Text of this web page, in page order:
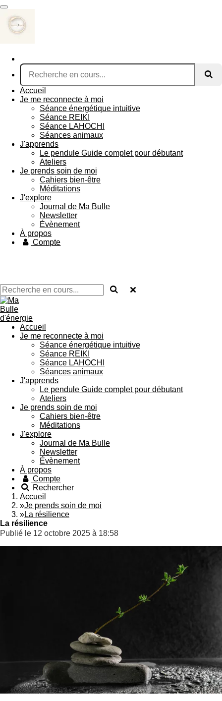
Passer
au
contenu
principal
Accueil
Je me reconnecte à moi
Séance énergétique intuitive
Séance REIKI
Séance LAHOCHI
Séances animaux
J'apprends
Le pendule Guide complet pour débutant
Ateliers
Je prends soin de moi
Cahiers bien-être
Méditations
J'explore
Journal de Ma Bulle
Newsletter
Évènement
À propos
Compte
Accueil
Je me reconnecte à moi
Séance énergétique intuitive
Séance REIKI
Séance LAHOCHI
Séances animaux
J'apprends
Le pendule Guide complet pour débutant
Ateliers
Je prends soin de moi
Cahiers bien-être
Méditations
J'explore
Journal de Ma Bulle
Newsletter
Évènement
À propos
Compte
Rechercher
Accueil
»Je prends soin de moi
»La résilience
La résilience
Publié le 12 octobre 2025 à 18:58